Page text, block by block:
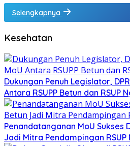
Selengkapnya
Kesehatan
Dukungan Penuh Legislator,
Antara RSUPP Betun dan RSUP
Penandatanganan MoU Sukses
Jadi Mitra Pendampingan RSUP